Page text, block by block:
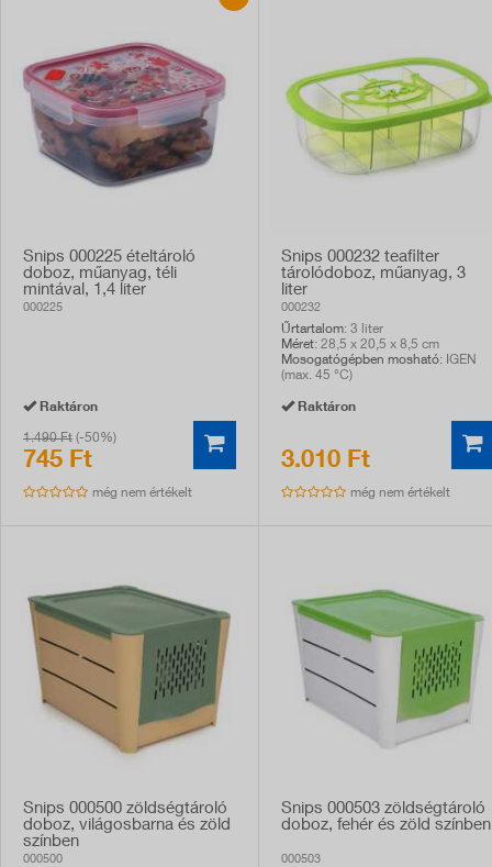
Snips 000225 ételtároló
doboz, műanyag, téli
mintával, 1,4 liter
000225
Raktáron
1.490 Ft (-50%)
745 Ft
még nem értékelt
Snips 000232 teafilter
tárolódoboz, műanyag, 3
liter
000232
Űrtartalom: 3 liter
Méret: 28,5 x 20,5 x 8,5 cm
Mosogatógépben mosható: IGEN
(max. 45 °C)
Raktáron
3.010 Ft
még nem értékelt
Snips 000500 zöldségtároló
doboz, világosbarna és zöld
színben
000500
Snips 000503 zöldségtároló
doboz, fehér és zöld színben
000503